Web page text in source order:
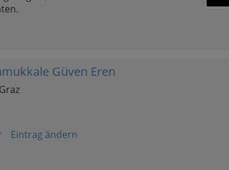
Güven Eren
Eintrag ändern